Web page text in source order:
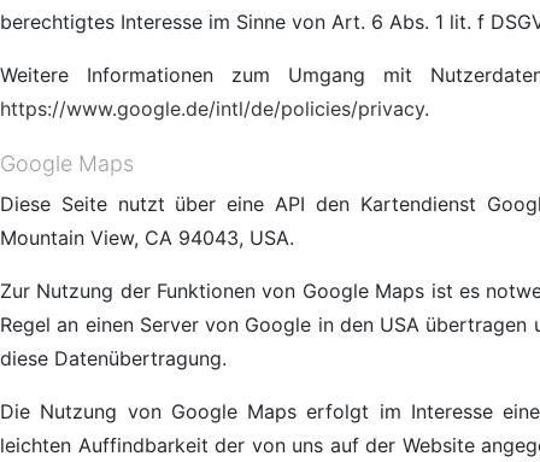
berechtigtes Interesse im Sinne von Art. 6 Abs. 1 lit. f
Weitere Informationen zum Umgang mit
https://www.google.de/intl/de/policies/privacy.
Google Maps
Diese Seite nutzt über eine API den Kartendienst
Mountain View, CA 94043, USA.
Zur Nutzung der Funktionen von Google Maps ist es
Regel an einen Server von Google in den USA
diese Datenübertragung.
Die Nutzung von Google Maps erfolgt im Interesse
leichten Auffindbarkeit der von uns auf der Website